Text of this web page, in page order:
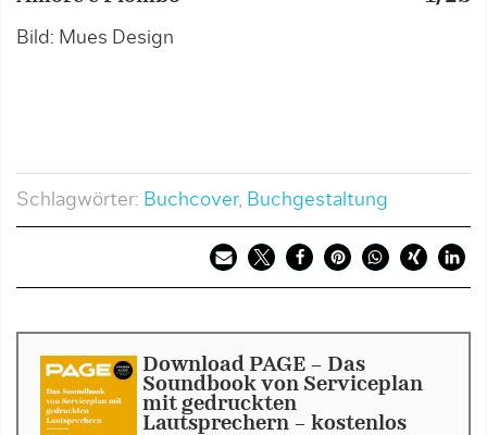
Bild: Mues Design
Schlagwörter: Buchcover, Buchgestaltung
Download PAGE - Das
Soundbook von Serviceplan
mit gedruckten
Lautsprechern - kostenlos